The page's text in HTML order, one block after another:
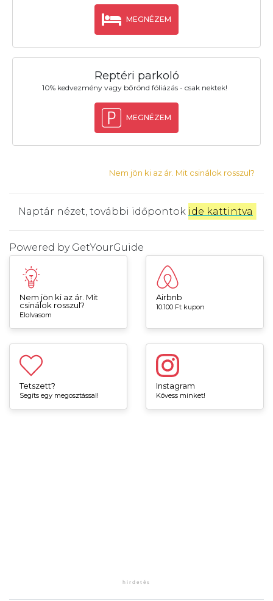
MEGNÉZEM
Reptéri parkoló
10% kedvezmény vagy bőrönd fóliázás - csak nektek!
MEGNÉZEM
Nem jön ki az ár. Mit csinálok rosszul?
Naptár nézet, további időpontok ide kattintva
Powered by GetYourGuide
Nem jön ki az ár. Mit
csinálok rosszul?
Elolvasom
Airbnb
10.100 Ft kupon
Tetszett?
Segíts egy megosztással!
Instagram
Kövess minket!